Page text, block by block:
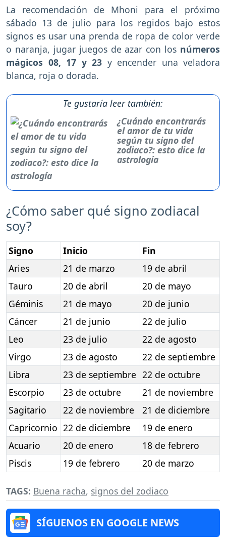
La recomendación de Mhoni para el próximo
sábado 13 de julio para los regidos bajo estos
signos es usar una prenda de ropa de color verde
o naranja, jugar juegos de azar con los números
mágicos 08, 17 y 23 y encender una veladora
blanca, roja o dorada.
Te gustaría leer también:
¿Cuándo encontrarás
el amor de tu vida
según tu signo del
zodiaco?: esto dice la
astrología
¿Cómo saber qué signo zodiacal
soy?
Signo Inicio
Fin
Aries
21 de marzo
19 de abril
Tauro
20 de abril
20 de mayo
Géminis
21 de mayo
20 de junio
Cáncer
21 de junio
22 de julio
Leo
23 de julio
22 de agosto
Virgo
23 de agosto
22 de septiembre
Libra
23 de septiembre 22 de octubre
Escorpio
23 de octubre
21 de noviembre
Sagitario
22 de noviembre
21 de diciembre
Capricornio 22 de diciembre
19 de enero
Acuario
20 de enero
18 de febrero
Piscis
19 de febrero 20 de marzo
TAGS: Buena racha, signos del zodiaco
SÍGUENOS EN GOOGLE NEWS